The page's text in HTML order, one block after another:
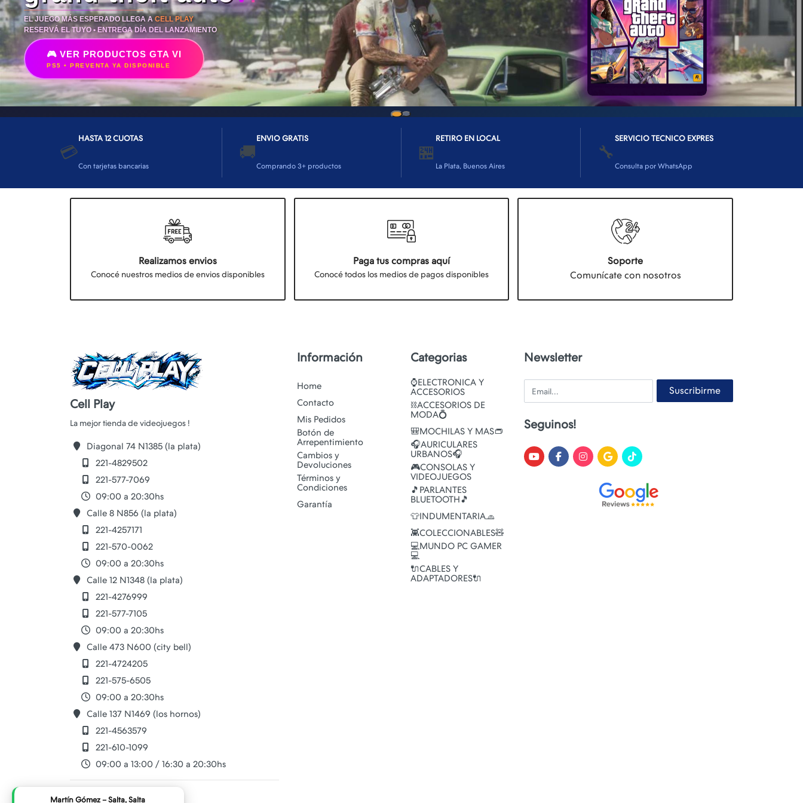
EL JUEGO MÁS ESPERADO LLEGA ACELL PLAY
RESERVÁ EL TUYO • ENTREGA DÍA DEL LANZAMIENTO
🎮 VER PRODUCTOS GTA VI
PS5 • PREVENTA YA DISPONIBLE
💳
HASTA 12 CUOTAS
Con tarjetas bancarias
🚚
ENVIO GRATIS
Comprando 3+ productos
🏪
RETIRO EN LOCAL
La Plata, Buenos Aires
🔧
SERVICIO TECNICO EXPRES
Consulta por WhatsApp
Realizamos envios
Conocé nuestros medios de envios disponibles
Paga tus compras aquí
Conocé todos los medios de pagos disponibles
Soporte
Comunícate con nosotros
Cell Play
Diagonal 74 N1385 (la plata)
221-4829502
221-577-7069
09:00 a 20:30hs
Calle 8 N856 (la plata)
221-4257171
221-570-0062
09:00 a 20:30hs
Calle 12 N1348 (la plata)
221-4276999
221-577-7105
09:00 a 20:30hs
Calle 473 N600 (city bell)
221-4724205
221-575-6505
09:00 a 20:30hs
Calle 137 N1469 (los hornos)
221-4563579
221-610-1099
09:00 a 13:00 / 16:30 a 20:30hs
cell.play@hotmail.com
Información
Home
Contacto
Mis Pedidos
Botón de
Arrepentimiento
Cambios y
Devoluciones
Términos y
Condiciones
Garantía
Categorias
⌚ELECTRONICA Y
ACCESORIOS
⛓️ACCESORIOS DE
MODA💍
🎒MOCHILAS Y MAS👝
🎧AURICULARES
URBANOS🎧
🎮CONSOLAS Y
VIDEOJUEGOS
🎵PARLANTES
BLUETOOTH🎵
👕INDUMENTARIA🧢
👾COLECCIONABLES🧸
💻MUNDO PC GAMER
💻
🔌CABLES Y
ADAPTADORES🔌
Newsletter
Email Suscribirme
Seguinos!
Martín Gómez – Salta, Salta